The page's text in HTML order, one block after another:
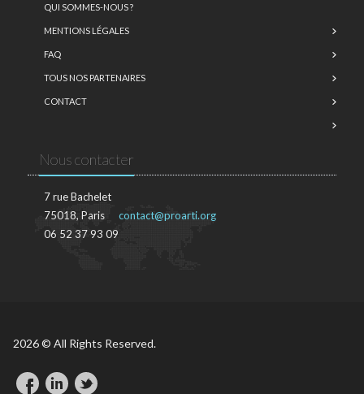
QUI SOMMES-NOUS ?
MENTIONS LÉGALES
FAQ
TOUS NOS PARTENAIRES
CONTACT
Nous contacter
7 rue Bachelet
75018, Paris
06 52 37 93 09
contact@proarti.org
2026 © All Rights Reserved.